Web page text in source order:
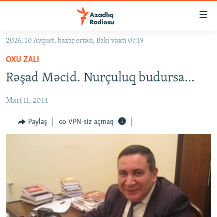
Əsas
qayıt
Əsas
naviqasiyaya
qayıt
#İZAHLA
KORRUPSIOMETR
#ƏSLINDƏ
FƏRQƏ BAX
VIDEO
FOTOQALEREYA
RADIO ARXIV
OXU ZALI
HAQQIMIZDA
2026, 10 Avqust, bazar ertəsi, Bakı vaxtı 07:19
OXU ZALI
Rəşad Məcid. Nurçuluq budursa...
Mart 11, 2014
Paylaş VPN-siz açmaq